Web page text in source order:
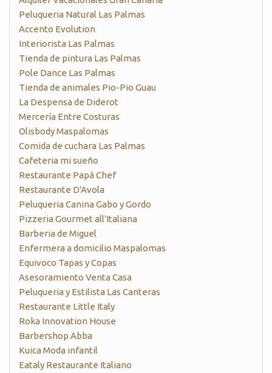
Peluqueria Natural Las Palmas
Accento Evolution
Interiorista Las Palmas
Tienda de pintura Las Palmas
Pole Dance Las Palmas
Tienda de animales Pio-Pio Guau
La Despensa de Diderot
Mercería Entre Costuras
Olisbody Maspalomas
Comida de cuchara Las Palmas
Cafeteria mi sueño
Restaurante Papá Chef
Restaurante D'Avola
Peluqueria Canina Gabo y Gordo
Pizzeria Gourmet all'Italiana
Barberia de Miguel
Enfermera a domicilio Maspalomas
Equivoco Tapas y Copas
Asesoramiento Venta Casa
Peluqueria y Estilista Las Canteras
Restaurante Little Italy
Roka Innovation House
Barbershop Abba
Kuica Moda infantil
Eataly Restaurante Italiano